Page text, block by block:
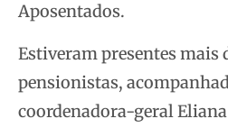
Aposentados.
Estiveram presentes mais
pensionistas,
coordenadora-geral Eliana